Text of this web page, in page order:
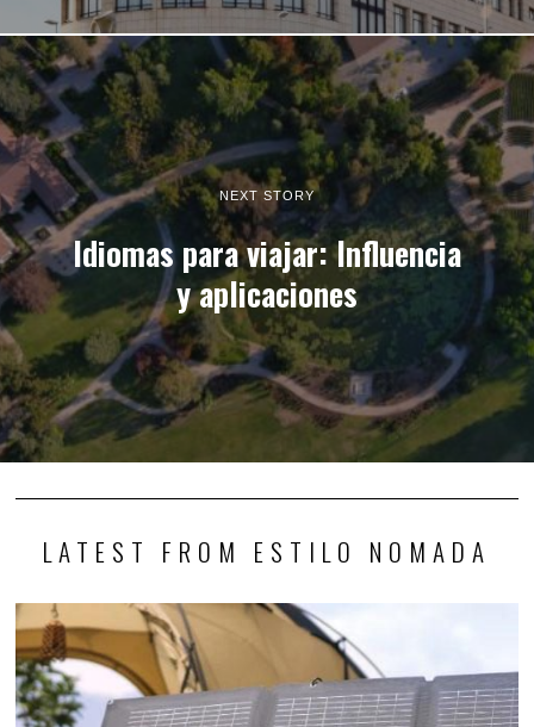
NEXT STORY
Idiomas para viajar: Influencia
y aplicaciones
LATEST FROM ESTILO NOMADA